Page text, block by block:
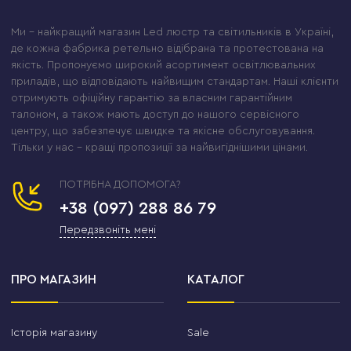
Ми – найкращий магазин Led люстр та світильників в Україні,
де кожна фабрика ретельно відібрана та протестована на
якість. Пропонуємо широкий асортимент освітлювальних
приладів, що відповідають найвищим стандартам. Наші клієнти
отримують офіційну гарантію за власним гарантійним
талоном, а також мають доступ до нашого сервісного
центру, що забезпечує швидке та якісне обслуговування.
Тільки у нас – кращі пропозиції за найвигіднішими цінами.
ПОТРІБНА ДОПОМОГА?
+38 (097) 288 86 79
Передзвоніть мені
ПРО МАГАЗИН
Історія магазину
КАТАЛОГ
Sale